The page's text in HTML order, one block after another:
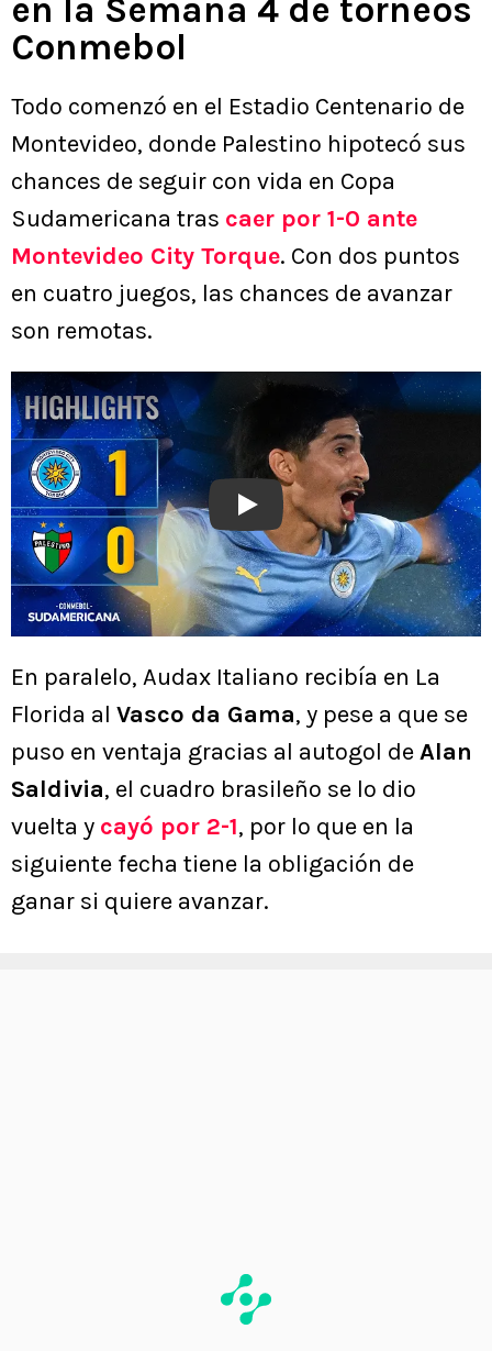
en la Semana 4 de torneos
Conmebol
Todo comenzó en el Estadio Centenario de
Montevideo, donde Palestino hipotecó sus
chances de seguir con vida en Copa
Sudamericana tras caer por 1-0 ante
Montevideo City Torque. Con dos puntos
en cuatro juegos, las chances de avanzar
son remotas.
Play
En paralelo, Audax Italiano recibía en La
Florida al Vasco da Gama, y pese a que se
puso en ventaja gracias al autogol deAlan
Saldivia, el cuadro brasileño se lo dio
vuelta y cayó por 2-1, por lo que en la
siguiente fecha tiene la obligación de
ganar si quiere avanzar.